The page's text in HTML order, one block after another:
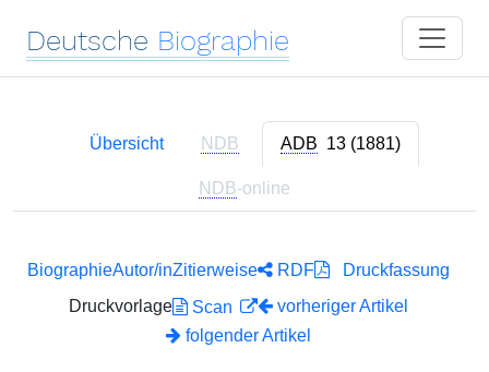
Deutsche Biographie
Übersicht NDB ADB 13 (1881)
NDB-online
BiographieAutor/inZitierweise RDF
Druckfassung
Druckvorlage
Scan
vorheriger Artikel
folgender Artikel